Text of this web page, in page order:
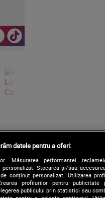
datele pentru a oferi:
Măsurarea performanței
Stocarea și/sau
conținut personalizat. Utilizarea
profilurilor pentru publicitate
publicului prin statistici sau